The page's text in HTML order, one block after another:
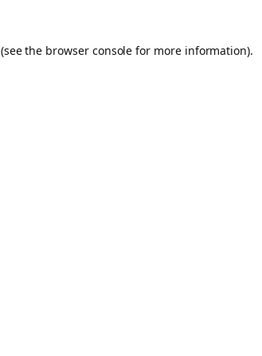
(see the browser console for more information).